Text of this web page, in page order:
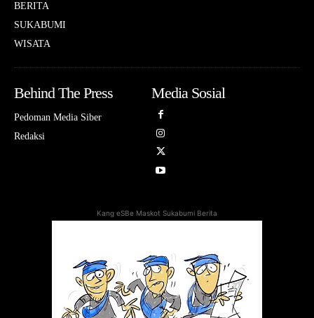
BERITA
SUKABUMI
WISATA
Behind The Press
Pedoman Media Siber
Redaksi
Media Sosial
Kang eSBe Maskot Sukabumi Berita